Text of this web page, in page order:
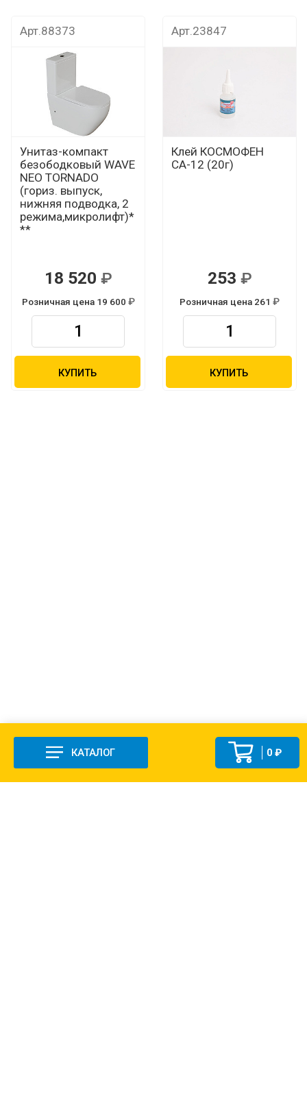
КАТАЛОГ 0 ₽
Арт.88373
Унитаз-компакт
безободковый WAVE
NEO TORNADO
(гориз. выпуск,
нижняя подводка, 2
режима,микролифт)*
**
18 520
Розничная цена 19 600
КУПИТЬ
Арт.23847
Клей КОСМОФЕН
СА-12 (20г)
253
Розничная цена 261
КУПИТЬ
Р
Р Р
Дока рекомендует Дока